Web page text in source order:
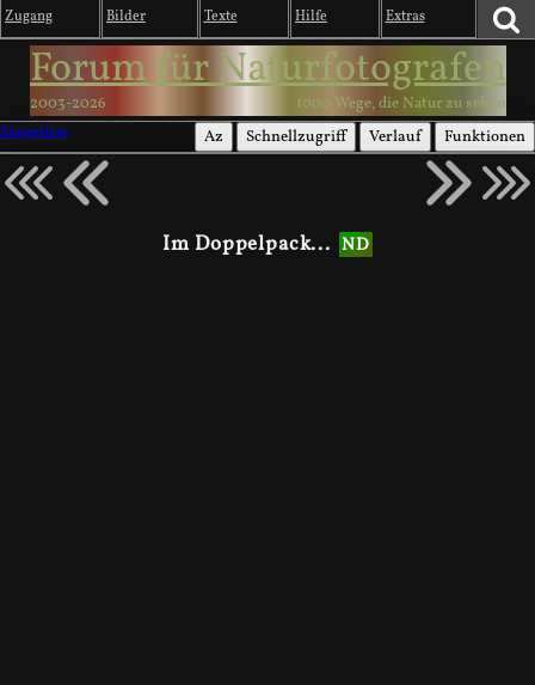
Zugang Bilder Texte Hilfe Extras
Forum für Naturfotografen
2003-2026
1000 Wege, die Natur zu sehen
Säugetiere
Az Schnellzugriff Verlauf Funktionen
Im Doppelpack...